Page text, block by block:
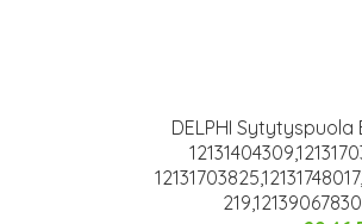
DELPHI Sytytyspuola